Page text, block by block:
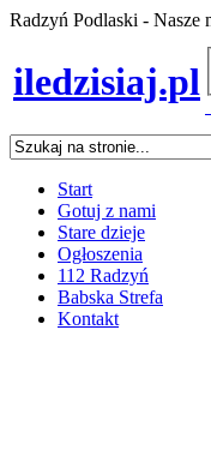
Radzyń Podlaski - Nasze
iledzisiaj.pl
Start
Gotuj z nami
Stare dzieje
Ogłoszenia
112 Radzyń
Babska Strefa
Kontakt